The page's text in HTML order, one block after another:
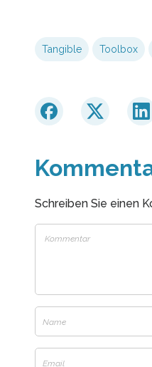
Tangible Toolbox
Schreiben Sie einen